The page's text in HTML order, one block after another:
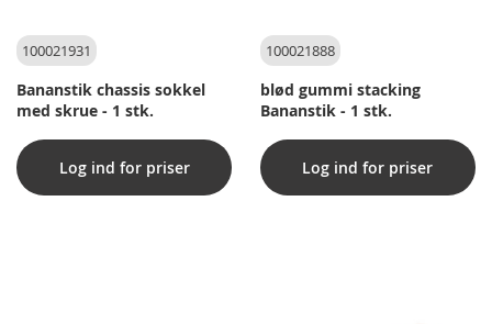
100021931
Bananstik chassis sokkel
med skrue - 1 stk.
Log ind for priser
100021888
blød gummi stacking
Bananstik - 1 stk.
Log ind for priser